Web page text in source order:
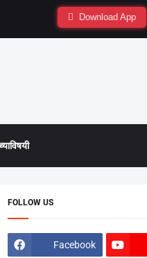
Download App
FOLLOW US
Facebook